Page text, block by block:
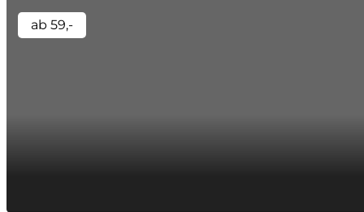
ab 59,-